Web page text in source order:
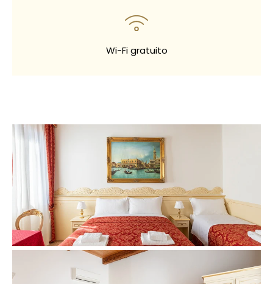
Wi-Fi gratuito